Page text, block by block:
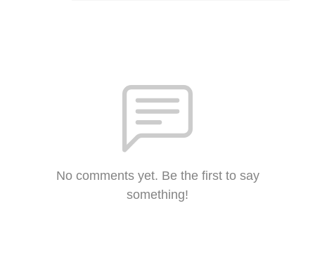
No comments yet. Be the first to say
something!